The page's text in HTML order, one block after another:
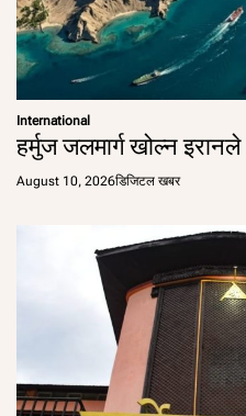
International
हर्मुज जलमार्ग खोल्न
August 10, 2026डिजिटल खबर